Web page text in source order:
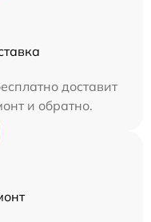
доставит
и обратно.